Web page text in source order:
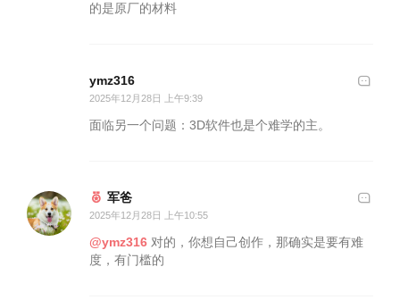
的是原厂的材料
ymz316
2025年12月28日 上午9:39
面临另一个问题：3D软件也是个难学的主。
军爸
2025年12月28日 上午10:55
@ymz316 对的，你想自己创作，那确实是要有难
度，有门槛的